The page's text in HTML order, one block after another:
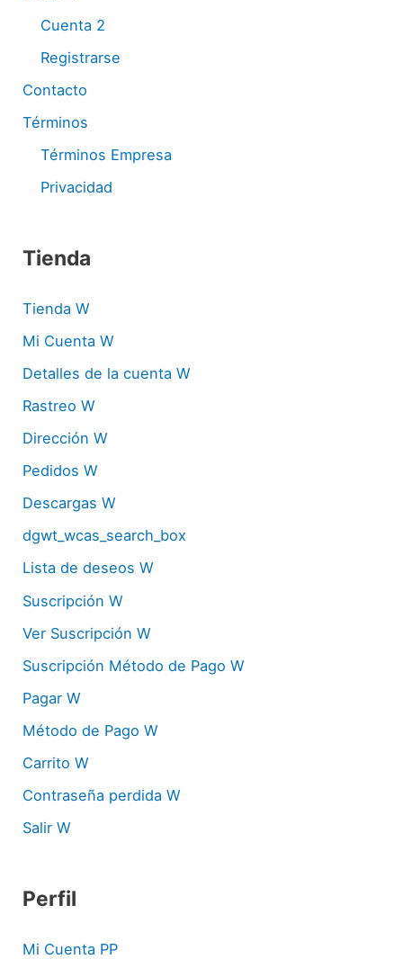
Cuenta 2
Registrarse
Contacto
Términos
Términos Empresa
Privacidad
Tienda
Tienda W
Mi Cuenta W
Detalles de la cuenta W
Rastreo W
Dirección W
Pedidos W
Descargas W
dgwt_wcas_search_box
Lista de deseos W
Suscripción W
Ver Suscripción W
Suscripción Método de Pago W
Pagar W
Método de Pago W
Carrito W
Contraseña perdida W
Salir W
Perfil
Mi Cuenta PP